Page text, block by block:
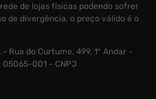
Tênis Nike Dunk Low Retro Se Masculino
de lojas físicas podendo sofrer
de divergência, o preço válido é o
- Rua do Curtume, 499, 1° Andar -
05065-001 - CNPJ